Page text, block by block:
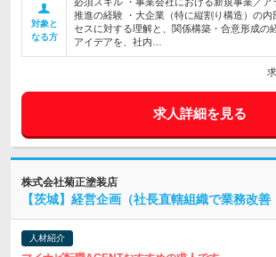
対象と
なる方
推進の経験 ・大企業（特に縦割り構造）の内
セスに対する理解と、関係構築・合意形成の
アイデアを、社内…
求人詳細を見る
株式会社菊正塗装店
【茨城】経営企画（社長直轄組織で業務改善
人材紹介